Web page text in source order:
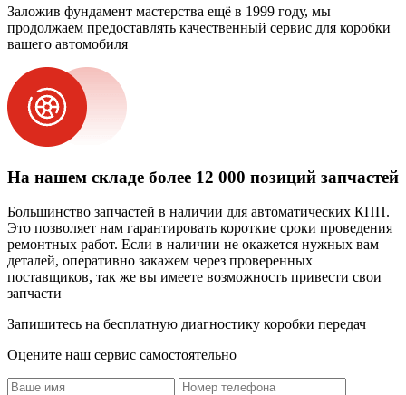
Заложив фундамент мастерства ещё в 1999 году, мы
продолжаем предоставлять качественный сервис для коробки
вашего автомобиля
На нашем складе более 12 000 позиций запчастей
Большинство запчастей в наличии для автоматических КПП.
Это позволяет нам гарантировать короткие сроки проведения
ремонтных работ. Если в наличии не окажется нужных вам
деталей, оперативно закажем через проверенных
поставщиков, так же вы имеете возможность привести свои
запчасти
Запишитесь на бесплатную диагностику коробки передач
Оцените наш сервис самостоятельно